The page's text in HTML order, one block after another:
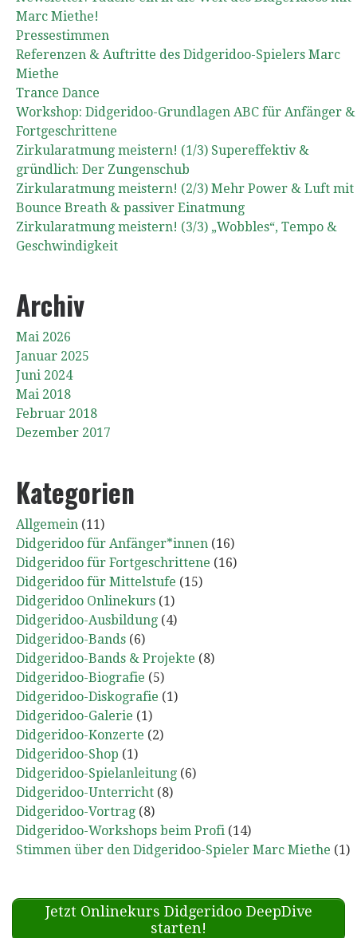
Marc Miethe!
Pressestimmen
Referenzen & Auftritte des Didgeridoo-Spielers Marc
Miethe
Trance Dance
Workshop: Didgeridoo-Grundlagen ABC für Anfänger &
Fortgeschrittene
Zirkularatmung meistern! (1/3) Supereffektiv &
gründlich: Der Zungenschub
Zirkularatmung meistern! (2/3) Mehr Power & Luft mit
Bounce Breath & passiver Einatmung
Zirkularatmung meistern! (3/3) „Wobbles“, Tempo &
Geschwindigkeit
Archiv
Mai 2026
Januar 2025
Juni 2024
Mai 2018
Februar 2018
Dezember 2017
Kategorien
Allgemein (11)
Didgeridoo für Anfänger*innen (16)
Didgeridoo für Fortgeschrittene (16)
Didgeridoo für Mittelstufe (15)
Didgeridoo Onlinekurs (1)
Didgeridoo-Ausbildung (4)
Didgeridoo-Bands (6)
Didgeridoo-Bands & Projekte (8)
Didgeridoo-Biografie (5)
Didgeridoo-Diskografie (1)
Didgeridoo-Galerie (1)
Didgeridoo-Konzerte (2)
Didgeridoo-Shop (1)
Didgeridoo-Spielanleitung (6)
Didgeridoo-Unterricht (8)
Didgeridoo-Vortrag (8)
Didgeridoo-Workshops beim Profi (14)
Stimmen über den Didgeridoo-Spieler Marc Miethe (1)
Jetzt Onlinekurs Didgeridoo DeepDive
starten!